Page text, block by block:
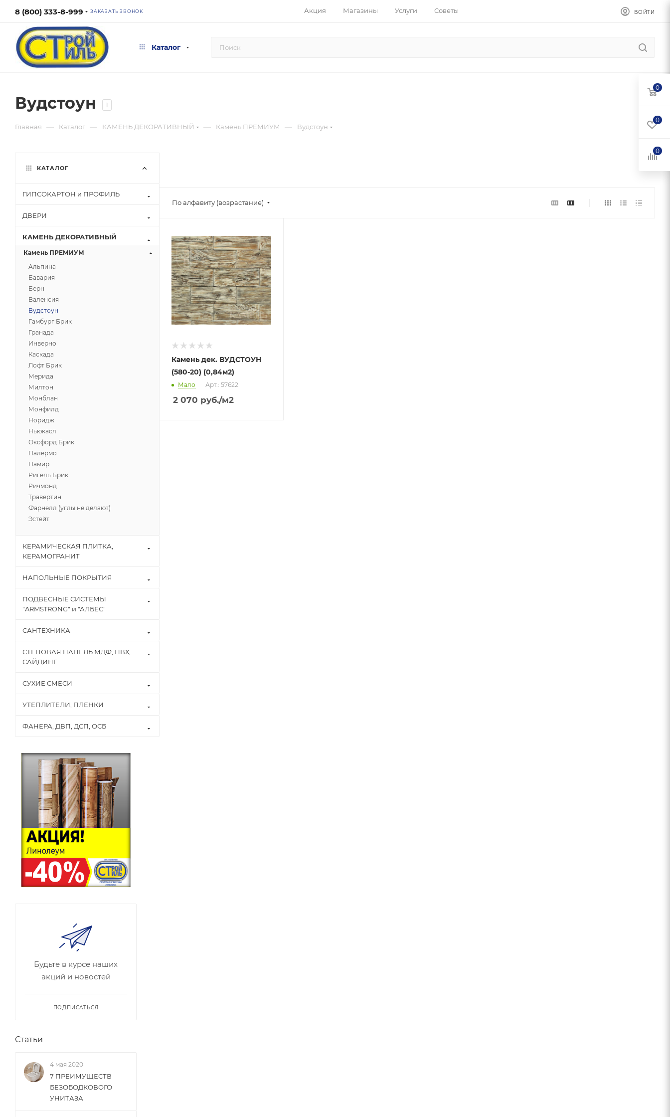
8 (800) 333-8-999 ЗАКАЗАТЬ ЗВОНОК Акция Магазины Услуги Советы ВОЙТИ
Каталог
Вудстоун 1
Главная — Каталог — КАМЕНЬ ДЕКОРАТИВНЫЙ — Камень ПРЕМИУМ — Вудстоун
По алфавиту (возрастание)
Камень дек. ВУДСТОУН
(580-20) (0,84м2)
Мало Арт.: 57622
2 070 руб./м2
КАТАЛОГ
ГИПСОКАРТОН и ПРОФИЛЬ
ДВЕРИ
КАМЕНЬ ДЕКОРАТИВНЫЙ
Камень ПРЕМИУМ
Альпина
Бавария
Берн
Валенсия
Вудстоун
Гамбург Брик
Гранада
Инверно
Каскада
Лофт Брик
Мерида
Милтон
Монблан
Монфилд
Норидж
Ньюкасл
Оксфорд Брик
Палермо
Памир
Ригель Брик
Ричмонд
Травертин
Фарнелл (углы не делают)
Эстейт
КЕРАМИЧЕСКАЯ ПЛИТКА,
КЕРАМОГРАНИТ
НАПОЛЬНЫЕ ПОКРЫТИЯ
ПОДВЕСНЫЕ СИСТЕМЫ
"ARMSTRONG" и "АЛБЕС"
САНТЕХНИКА
СТЕНОВАЯ ПАНЕЛЬ МДФ, ПВХ,
САЙДИНГ
СУХИЕ СМЕСИ
УТЕПЛИТЕЛИ, ПЛЕНКИ
ФАНЕРА, ДВП, ДСП, ОСБ
Будьте в курсе наших
акций и новостей
ПОДПИСАТЬСЯ
Статьи
4 мая 2020
7 ПРЕИМУЩЕСТВ
БЕЗОБОДКОВОГО
УНИТАЗА
0
0
0